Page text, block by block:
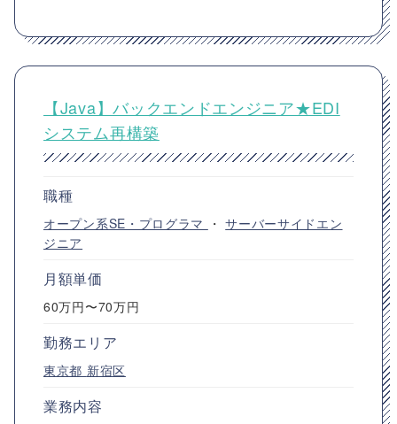
【Java】バックエンドエンジニア★EDI
システム再構築
職種
オープン系SE・プログラマ ・サーバーサイドエン
ジニア
月額単価
60万円〜70万円
勤務エリア
東京都 新宿区
業務内容